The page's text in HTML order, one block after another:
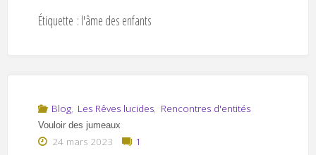
Étiquette : l'âme des enfants
Blog, Les Rêves lucides, Rencontres d'entités
Vouloir des jumeaux
24 mars 2023 1